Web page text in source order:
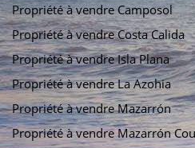
Propriété à vendre Camposol
Propriété à vendre Costa Calida
Propriété à vendre Isla Plana
Propriété à vendre La Azohia
Propriété à vendre Mazarrón
Propriété à vendre Mazarrón